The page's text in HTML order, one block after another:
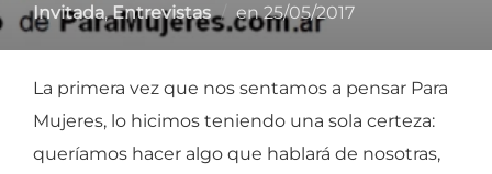
Invitada,Entrevistas enPublicado
25/05/2017
La primera vez que nos sentamos a pensar Para
Mujeres, lo hicimos teniendo una sola certeza:
queríamos hacer algo que hablará de nosotras,